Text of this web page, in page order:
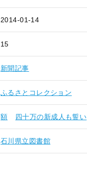
2014-01-14
15
新聞記事
ふるさとコレクション
額 四十万の新成人も誓い
石川県立図書館